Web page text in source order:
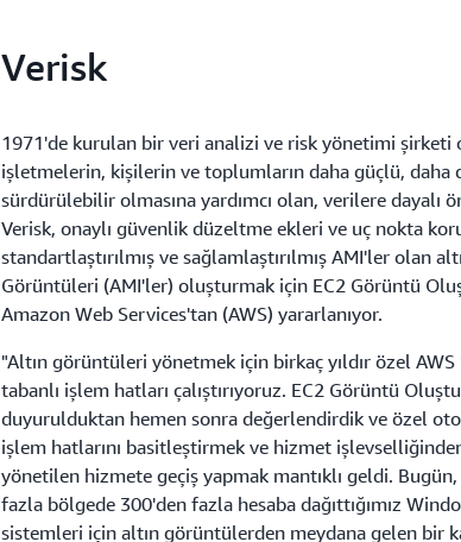
Verisk
1971'de kurulan bir veri analizi ve risk yönetimi şirketi
işletmelerin, kişilerin ve toplumların daha güçlü, daha
sürdürülebilir olmasına yardımcı olan, verilere dayalı
Verisk, onaylı güvenlik düzeltme ekleri ve uç nokta
standartlaştırılmış ve sağlamlaştırılmış AMI'ler olan
Görüntüleri (AMI'ler) oluşturmak için EC2 Görüntü
Amazon Web Services'tan (AWS) yararlanıyor.
"Altın görüntüleri yönetmek için birkaç yıldır özel
tabanlı işlem hatları çalıştırıyoruz. EC2 Görüntü
duyurulduktan hemen sonra değerlendirdik ve özel
işlem hatlarını basitleştirmek ve hizmet
yönetilen hizmete geçiş yapmak mantıklı geldi.
fazla bölgede 300'den fazla hesaba dağıttığımız
sistemleri için altın görüntülerden meydana gelen bir